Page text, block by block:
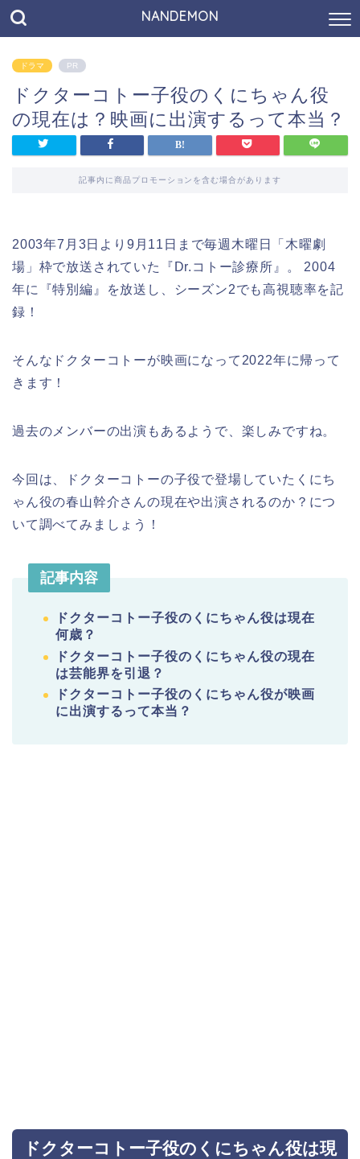
NANDEMON
ドラマ PR
ドクターコトー子役のくにちゃん役
の現在は？映画に出演するって本当？
記事内に商品プロモーションを含む場合があります
2003年7月3日より9月11日まで毎週木曜日「木曜劇
場」枠で放送されていた『Dr.コトー診療所』。 2004
年に『特別編』を放送し、シーズン2でも高視聴率を記
録！
そんなドクターコトーが映画になって2022年に帰って
きます！
過去のメンバーの出演もあるようで、楽しみですね。
今回は、ドクターコトーの子役で登場していたくにち
ゃん役の春山幹介さんの現在や出演されるのか？につ
いて調べてみましょう！
記事内容
ドクターコトー子役のくにちゃん役は現在
何歳？
ドクターコトー子役のくにちゃん役の現在
は芸能界を引退？
ドクターコトー子役のくにちゃん役が映画
に出演するって本当？
ドクターコトー子役のくにちゃん役は現